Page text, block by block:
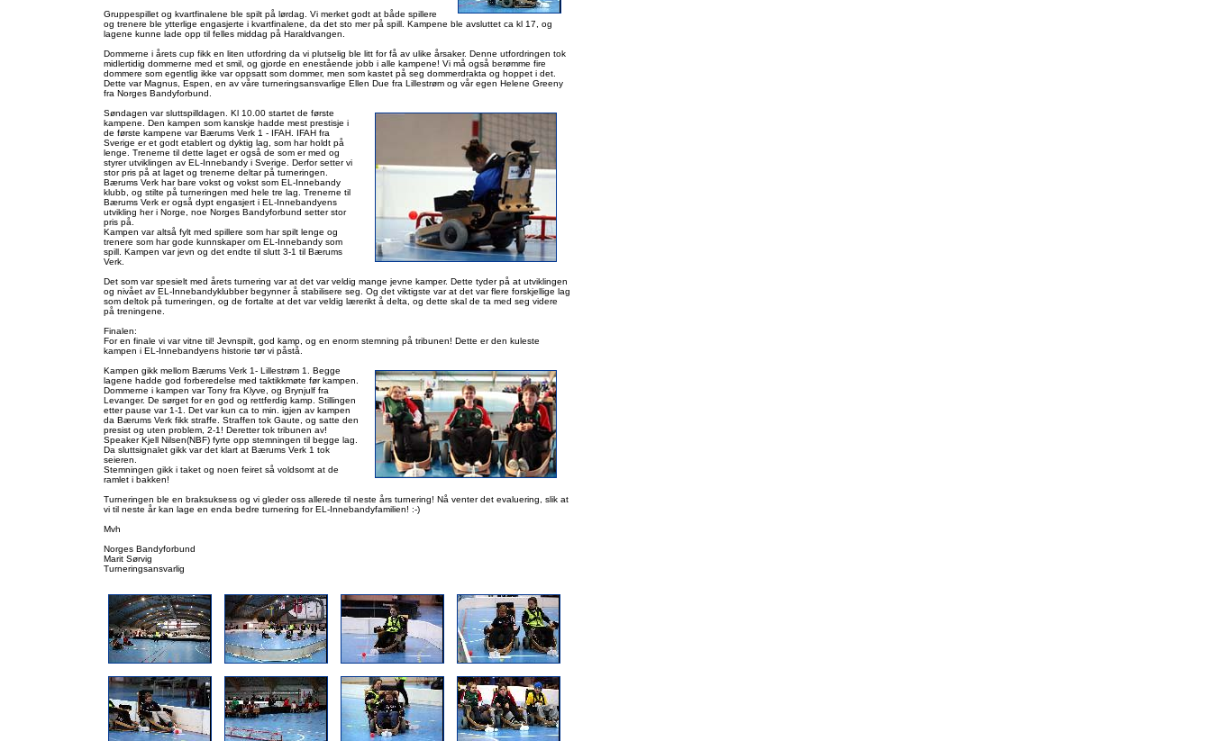
Gruppespillet og kvartfinalene ble spilt på lørdag. Vi merket godt at både spillere
og trenere ble ytterlige engasjerte i kvartfinalene, da det sto mer på spill. Kampene ble avsluttet ca kl 17, og
lagene kunne lade opp til felles middag på Haraldvangen.
Dommerne i årets cup fikk en liten utfordring da vi plutselig ble litt for få av ulike årsaker. Denne utfordringen tok
midlertidig dommerne med et smil, og gjorde en enestående jobb i alle kampene! Vi må også berømme fire
dommere som egentlig ikke var oppsatt som dommer, men som kastet på seg dommerdrakta og hoppet i det.
Dette var Magnus, Espen, en av våre turneringsansvarlige Ellen Due fra Lillestrøm og vår egen Helene Greeny
fra Norges Bandyforbund.
Søndagen var sluttspilldagen. Kl 10.00 startet de første
kampene. Den kampen som kanskje hadde mest prestisje i
de første kampene var Bærums Verk 1 - IFAH. IFAH fra
Sverige er et godt etablert og dyktig lag, som har holdt på
lenge. Trenerne til dette laget er også de som er med og
styrer utviklingen av EL-Innebandy i Sverige. Derfor setter vi
stor pris på at laget og trenerne deltar på turneringen.
Bærums Verk har bare vokst og vokst som EL-Innebandy
klubb, og stilte på turneringen med hele tre lag. Trenerne til
Bærums Verk er også dypt engasjert i EL-Innebandyens
utvikling her i Norge, noe Norges Bandyforbund setter stor
pris på.
Kampen var altså fylt med spillere som har spilt lenge og
trenere som har gode kunnskaper om EL-Innebandy som
spill. Kampen var jevn og det endte til slutt 3-1 til Bærums
Verk.
Det som var spesielt med årets turnering var at det var veldig mange jevne kamper. Dette tyder på at utviklingen
og nivået av EL-Innebandyklubber begynner å stabilisere seg. Og det viktigste var at det var flere forskjellige lag
som deltok på turneringen, og de fortalte at det var veldig lærerikt å delta, og dette skal de ta med seg videre
på treningene.
Finalen:
For en finale vi var vitne til! Jevnspilt, god kamp, og en enorm stemning på tribunen! Dette er den kuleste
kampen i EL-Innebandyens historie tør vi påstå.
Kampen gikk mellom Bærums Verk 1- Lillestrøm 1. Begge
lagene hadde god forberedelse med taktikkmøte før kampen.
Dommerne i kampen var Tony fra Klyve, og Brynjulf fra
Levanger. De sørget for en god og rettferdig kamp. Stillingen
etter pause var 1-1. Det var kun ca to min. igjen av kampen
da Bærums Verk fikk straffe. Straffen tok Gaute, og satte den
presist og uten problem, 2-1! Deretter tok tribunen av!
Speaker Kjell Nilsen(NBF) fyrte opp stemningen til begge lag.
Da sluttsignalet gikk var det klart at Bærums Verk 1 tok
seieren.
Stemningen gikk i taket og noen feiret så voldsomt at de
ramlet i bakken!
Turneringen ble en braksuksess og vi gleder oss allerede til neste års turnering! Nå venter det evaluering, slik at
vi til neste år kan lage en enda bedre turnering for EL-Innebandyfamilien! :-)
Mvh
Norges Bandyforbund
Marit Sørvig
Turneringsansvarlig